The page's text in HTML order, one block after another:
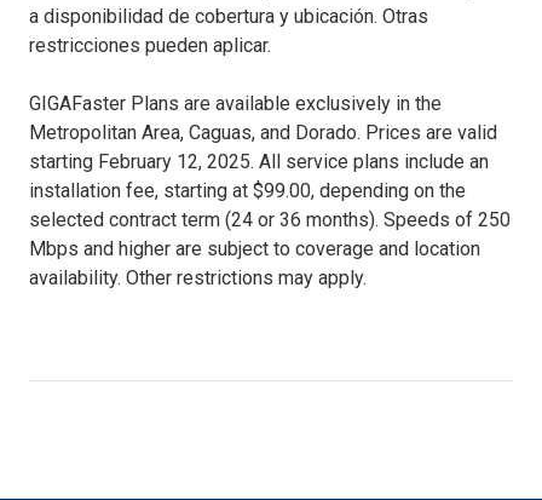
a disponibilidad de cobertura y ubicación. Otras
restricciones pueden aplicar.
GIGAFaster Plans are available exclusively in the
Metropolitan Area, Caguas, and Dorado. Prices are valid
starting February 12, 2025. All service plans include an
installation fee, starting at $99.00, depending on the
selected contract term (24 or 36 months). Speeds of 250
Mbps and higher are subject to coverage and location
availability. Other restrictions may apply.